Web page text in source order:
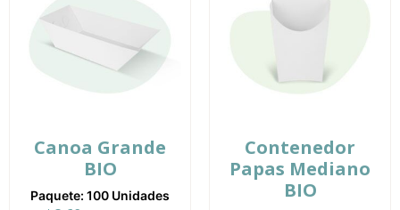
Canoa Grande
BIO
Paquete: 100 Unidades
Contenedor
Papas Mediano
BIO